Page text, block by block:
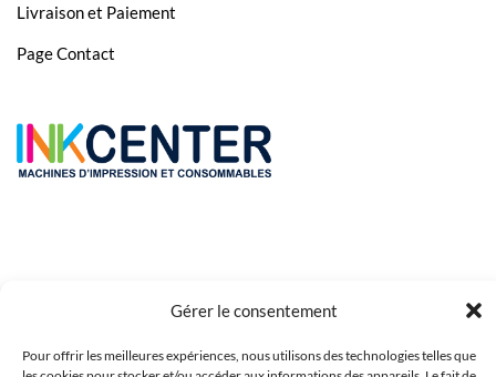
Gérer le consentement
Pour offrir les meilleures expériences, nous utilisons des technologies telles que
Livraison et Paiement
Page Contact
Copyright 2023 © Inkcenter - Webdesign byMedia84